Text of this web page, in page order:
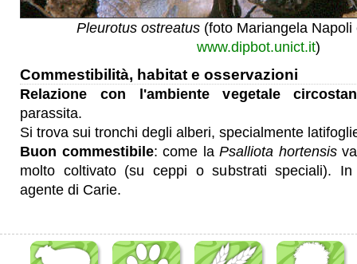
Pleurotus ostreatus(foto Mariangela Napoli
www.dipbot.unict.it)
Commestibilità, habitat e osservazioni
Relazione con l'ambiente vegetale
parassita.
Si trova sui tronchi degli alberi, specialmente
Buon commestibile: come la Psalliota hortensis
molto coltivato (su ceppi o substrati speciali).
agente di Carie.